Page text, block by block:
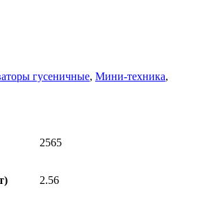
гусеничные, Мини-техника,
2565
2.56